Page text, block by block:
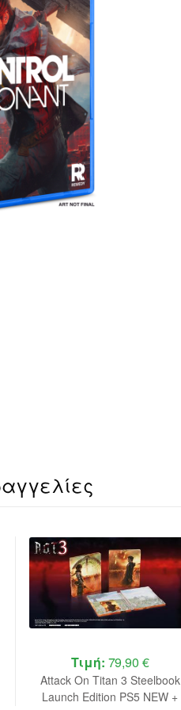
Τιμή: 79,90 €
Attack On Titan 3 Steelbook
Launch Edition PS5 NEW +